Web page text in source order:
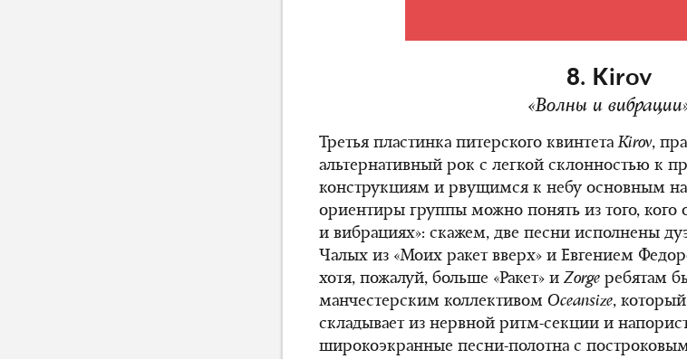
8. Kirov
«Волны и
Третья пластинка питерского квинтетаKirov,
альтернативный рок с легкой склонностью к
конструкциям и рвущимся к небу основным
ориентиры группы можно понять из того, кого
и вибрациях»: скажем, две песни исполнены
Чалых из «Моих ракет вверх» и Евгением
хотя, пожалуй, больше «Ракет» и Zorge ребятам
манчестерским коллективом Oceansize,
складывает из нервной ритм-секции и
широкоэкранные песни-полотна с